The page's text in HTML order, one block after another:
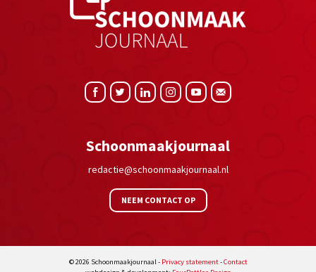
Schoonmaakjournaal
redactie@schoonmaakjournaal.nl
NEEM CONTACT OP
© 2026 Schoonmaakjournaal - Privacy statement-Contact